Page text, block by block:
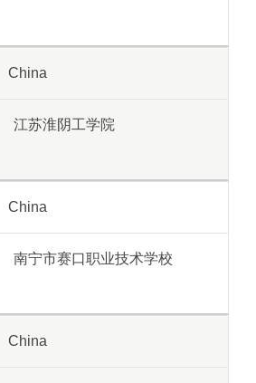
China
江苏淮阴工学院
China
南宁市赛口职业技术学校
China